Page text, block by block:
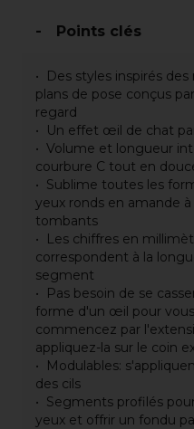
Points clés
Des styles inspirés
plans de pose conçus
regard
Un effet œil de chat
Volume et longueur
courbure C tout en
Sublime toutes les
yeux ronds en amande
tombants
Les chiffres en
correspondent à la
segment
Pas besoin de se
forme d'un œil pour
commencez par
appliquez-la sur le coin
Modulables:
des cils
Segments profilés
yeux et offrir un fondu